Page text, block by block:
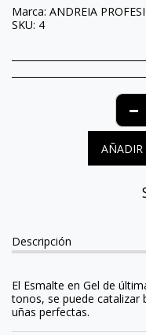
Marca: ANDREIA
SKU: 4
AÑADIR
Descripción
El Esmalte en Gel de
tonos, se puede catalizar
uñas perfectas.